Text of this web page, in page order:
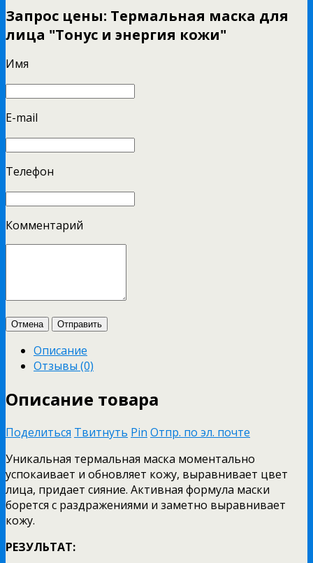
Запрос цены: Термальная маска для
лица "Тонус и энергия кожи"
Имя
E-mail
Телефон
Комментарий
Отмена Отправить
Описание
Отзывы (0)
Описание товара
Поделиться Твитнуть Pin Отпр. по эл. почте
Уникальная термальная маска моментально
успокаивает и обновляет кожу, выравнивает цвет
лица, придает сияние. Активная формула маски
борется с раздражениями и заметно выравнивает
кожу.
РЕЗУЛЬТАТ: